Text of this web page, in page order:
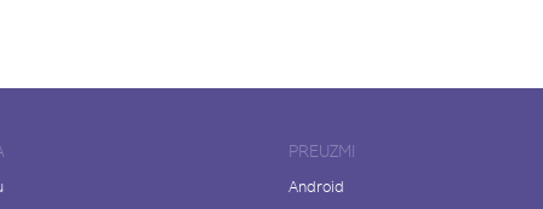
PREUZMI
Android